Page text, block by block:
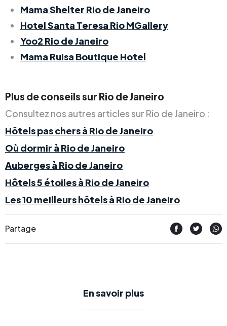
Mama Shelter Rio de Janeiro
Hotel Santa Teresa Rio MGallery
Yoo2 Rio de Janeiro
Mama Ruisa Boutique Hotel
Plus de conseils sur Rio de Janeiro
Consultez nos autres articles sur Rio de Janeiro :
Hôtels pas chers à Rio de Janeiro
Où dormir à Rio de Janeiro
Auberges à Rio de Janeiro
Hôtels 5 étoiles à Rio de Janeiro
Les 10 meilleurs hôtels à Rio de Janeiro
Partage
En savoir plus